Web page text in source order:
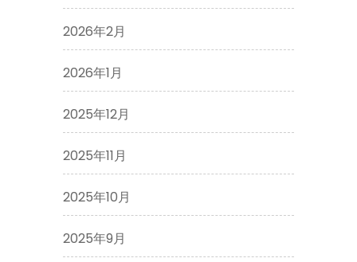
2026年2月
2026年1月
2025年12月
2025年11月
2025年10月
2025年9月